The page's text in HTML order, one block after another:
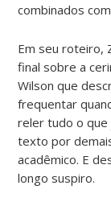
combinados
Em seu roteiro,
final sobre a
Wilson que
frequentar
reler tudo o que
texto por
acadêmico. E
longo suspiro.